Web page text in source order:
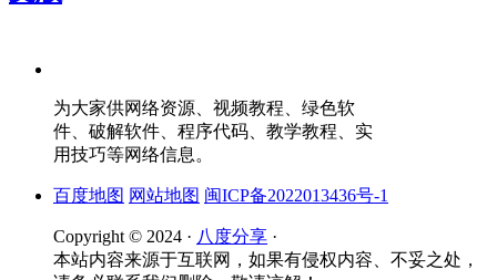
为大家供网络资源、视频教程、绿色软
件、破解软件、程序代码、教学教程、实
用技巧等网络信息。
百度地图 网站地图 闽ICP备2022013436号-1
Copyright © 2024 · 八度分享 ·
本站内容来源于互联网，如果有侵权内容、不妥之处，